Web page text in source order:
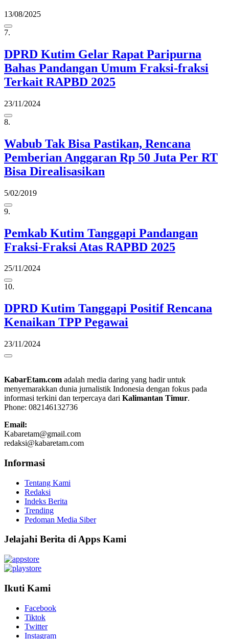
13/08/2025
7.
DPRD Kutim Gelar Rapat Paripurna
Bahas Pandangan Umum Fraksi-fraksi
Terkait RAPBD 2025
23/11/2024
8.
Wabub Tak Bisa Pastikan, Rencana
Pemberian Anggaran Rp 50 Juta Per RT
Bisa Direalisasikan
5/02/2019
9.
Pemkab Kutim Tanggapi Pandangan
Fraksi-Fraksi Atas RAPBD 2025
25/11/2024
10.
DPRD Kutim Tanggapi Positif Rencana
Kenaikan TPP Pegawai
23/11/2024
KabarEtam.com adalah media daring yang hadir untuk
menyemarakkan dunia jurnalistik Indonesia dengan fokus pada
informasi terkini dan terpercaya dari Kalimantan Timur.
Phone: 082146132736
Email:
Kabaretam@gmail.com
redaksi@kabaretam.com
Informasi
Tentang Kami
Redaksi
Indeks Berita
Trending
Pedoman Media Siber
Jelajahi Berita di Apps Kami
Ikuti Kami
Facebook
Tiktok
Twitter
Instagram